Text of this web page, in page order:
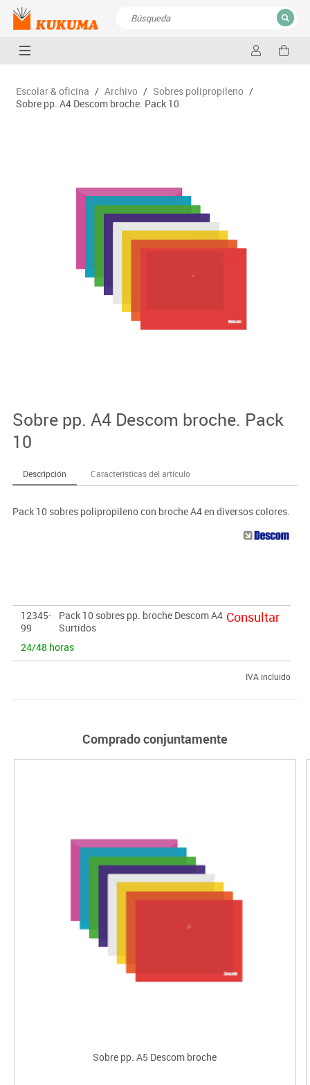
CERRAR
Escolar & oficina / Archivo / Sobres polipropileno /
Sobre pp. A4 Descom broche. Pack 10
Sobre pp. A4 Descom broche. Pack
10
Descripción Características del artículo
Pack 10 sobres polipropileno con broche A4 en diversos colores.
12345-
99
Pack 10 sobres pp. broche Descom A4
Surtidos
24/48 horas
Consultar
IVA incluido
Comprado conjuntamente
Sobre pp. A5 Descom broche